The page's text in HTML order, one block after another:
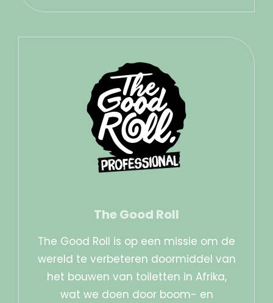
The Good Roll
The Good Roll is op een missie om de
wereld te verbeteren doormiddel van
het bouwen van toiletten in Afrika,
wat we doen door boom- en